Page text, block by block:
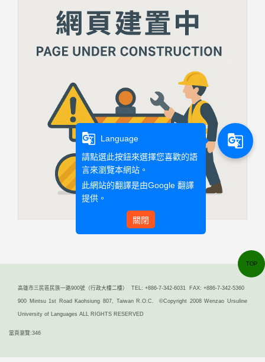
高雄市三民區民族一路900號（行政大樓二樓） TEL: +886-7-342-6031 FAX: +886-7-342-5360
900 Mintsu 1st Road Kaohsiung 807, Taiwan R.O.C. ©Copyright 2008 Wenzao Ursuline
University of Languages ALL RIGHTS RESERVED
當頁瀏覽:346
TOP
g_translate
Language
請點選此按鈕來選擇您喜歡的語
言來瀏覽本網站。
此網站的翻譯是由Google 翻譯
提供。
關閉
g_translate